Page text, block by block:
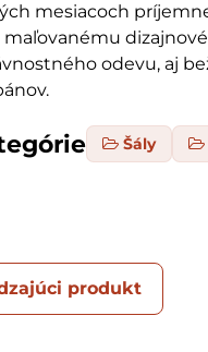
mesiacoch
odevu, aj
Šály
produkt